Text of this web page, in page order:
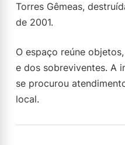
Torres Gêmeas,
de 2001.
O espaço reúne
e dos sobreviventes. A
se procurou
local.